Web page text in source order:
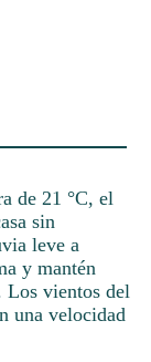
de 21 °C, el
sin
leve a
y mantén
Los vientos del
una velocidad